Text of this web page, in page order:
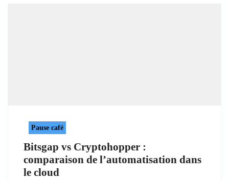
Pause café
Bitsgap vs Cryptohopper :
comparaison de l’automatisation dans
le cloud